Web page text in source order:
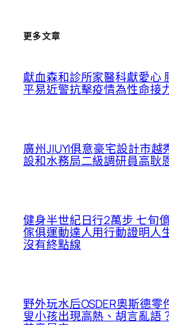
更多文章
獻血森和診所家醫科獻愛心
平易近警抗擊疫情為性命接
廣州JIUYI俱意豪宅設計市越
設和水務局二級調研員高耿
健身半世紀日行2萬步 七旬
傢俱運動達人用行動證明人
沒有終點線
野外玩水后OSDER奧斯德零
叟小孩出現高熱、胡言亂語